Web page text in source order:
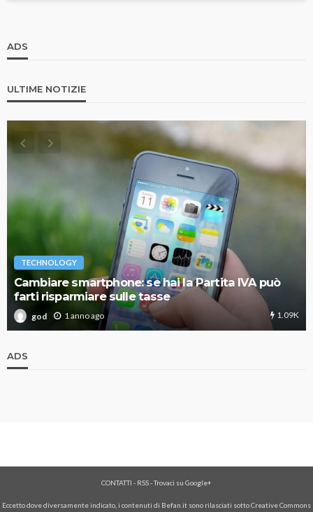
ADS
ULTIME NOTIZIE
TECHNOLOGY
Cambiare smartphone: se hai la Partita IVA può
farti risparmiare sulle tasse
god 1 anno ago 1.09K
ADS
CONTATTI - RSS-Trovaci su Google+
Eccetto dove diversamente indicato, i contenuti di Befan.it sono rilasciati sotto Creative Commons